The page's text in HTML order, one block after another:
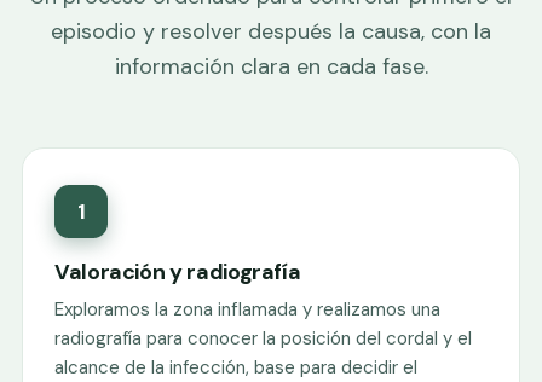
episodio y resolver después la causa, con la
información clara en cada fase.
1
Valoración y radiografía
Exploramos la zona inflamada y realizamos una
radiografía para conocer la posición del cordal y el
alcance de la infección, base para decidir el